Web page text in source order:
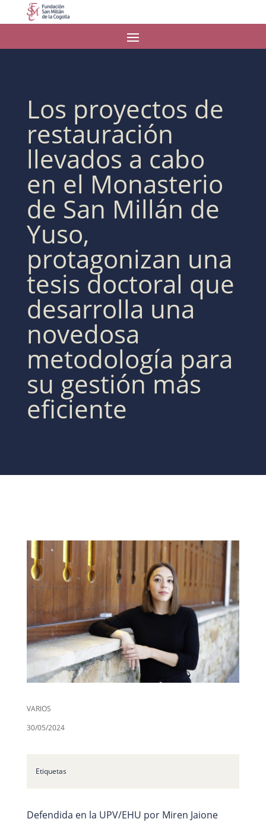
Los proyectos de
restauración
llevados a cabo
en el Monasterio
de San Millán de
Yuso,
protagonizan una
tesis doctoral que
desarrolla una
novedosa
metodología para
su gestión más
eficiente
VARIOS
30/05/2024
Etiquetas
Defendida en la UPV/EHU por Miren Jaione